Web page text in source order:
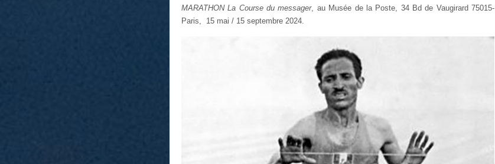
MARATHON La Course du messager, au Musée de la Poste, 34 Bd de Vaugirard 75015-
Paris, 15 mai / 15 septembre 2024.